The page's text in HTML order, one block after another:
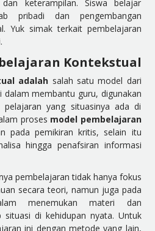
keterampilan. Siswa belajar
pribadi dan pengembangan
Yuk simak terkait pembelajaran
Kontekstual
adalah salah satu model dari
dalam membantu guru, digunakan
yang situasinya ada di
proses model pembelajaran
pada pemikiran kritis, selain itu
hingga penafsiran informasi
pembelajaran tidak hanya fokus
secara teori, namun juga pada
menemukan materi dan
situasi di kehidupan nyata. Untuk
ini dengan metode yang lain,